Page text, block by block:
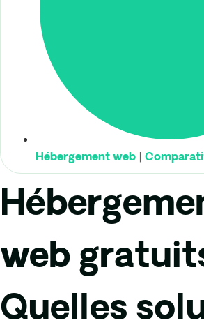
Hébergement web
web
Quelles